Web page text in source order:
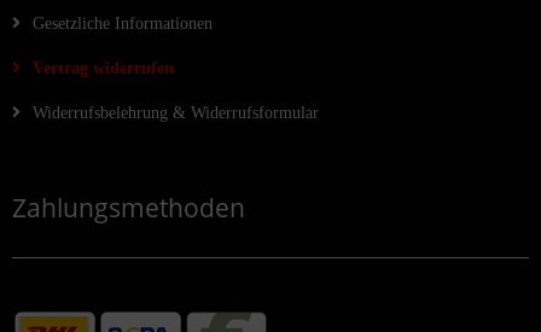
Gesetzliche Informationen
Vertrag widerrufen
Widerrufsbelehrung & Widerrufsformular
Zahlungsmethoden